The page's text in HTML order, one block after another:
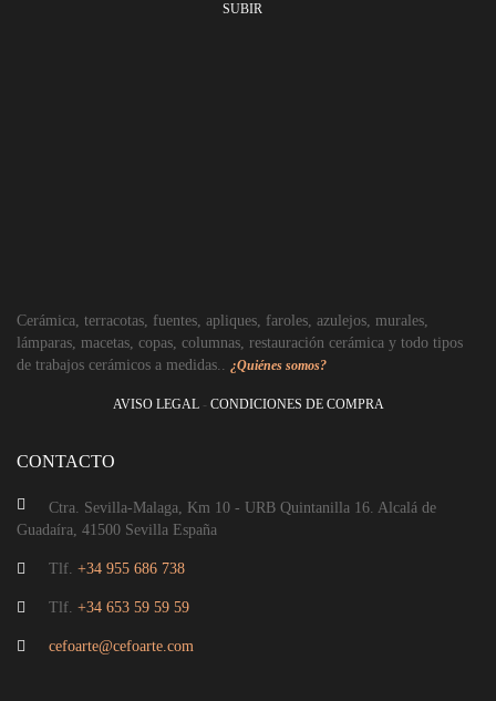
Cerámica, terracotas, fuentes, apliques, faroles, azulejos, murales,
lámparas, macetas, copas, columnas, restauración cerámica y todo tipos
de trabajos cerámicos a medidas.. ¿Quiénes somos?
AVISO LEGAL- CONDICIONES DE COMPRA
CONTACTO
Ctra. Sevilla-Malaga, Km 10 - URB Quintanilla 16. Alcalá de
Guadaíra, 41500 Sevilla España
Tlf. +34 955 686 738
Tlf. +34 653 59 59 59
cefoarte@cefoarte.com
SUBIR